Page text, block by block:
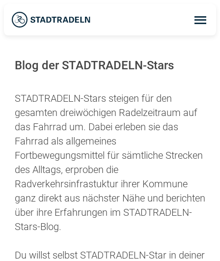
Blog der STADTRADELN-Stars
STADTRADELN-Stars steigen für den
gesamten dreiwöchigen Radelzeitraum auf
das Fahrrad um. Dabei erleben sie das
Fahrrad als allgemeines
Fortbewegungsmittel für sämtliche Strecken
des Alltags, erproben die
Radverkehrsinfrastuktur ihrer Kommune
ganz direkt aus nächster Nähe und berichten
über ihre Erfahrungen im STADTRADELN-
Stars-Blog.
Du willst selbst STADTRADELN-Star in deiner